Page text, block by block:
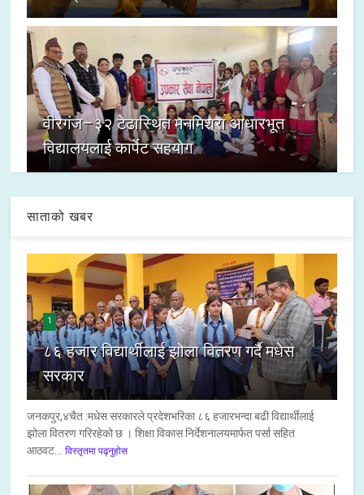
वीरगंज–३२ टेढास्थित मनमिश्रा आधारभूत
विद्यालयलाई कार्पेट सहयोग
साताको खबर
1
८६ हजार विद्यार्थीलाई झोला वितरण गर्दै मधेस
सरकार
जनकपुर,४चैत :मधेस सरकारले प्रदेशभरिका ८६ हजारभन्दा बढी विद्यार्थीलाई
झोला वितरण गरिरहेको छ । शिक्षा विकास निर्देशनालयमार्फत पर्सा सहित
आठवट...
विस्तृतमा पढ्नुहोस